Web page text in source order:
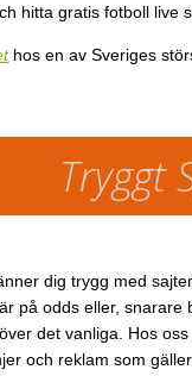
hitta gratis fotboll live
hos en av Sveriges
Tryggt
dig trygg med
på odds eller, snarare
det vanliga. Hos
och reklam som